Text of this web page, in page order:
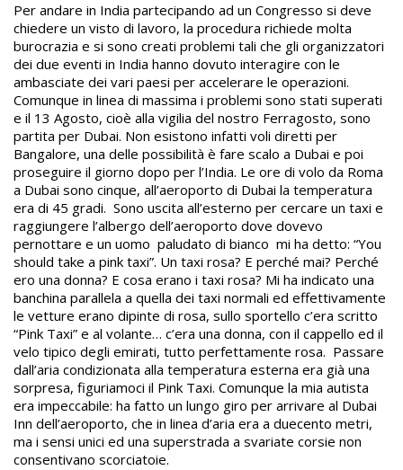
Per andare in India partecipando ad un Congresso si deve
chiedere un visto di lavoro, la procedura richiede molta
burocrazia e si sono creati problemi tali che gli organizzatori
dei due eventi in India hanno dovuto interagire con le
ambasciate dei vari paesi per accelerare le operazioni.
Comunque in linea di massima i problemi sono stati superati
e il 13 Agosto, cioè alla vigilia del nostro Ferragosto, sono
partita per Dubai. Non esistono infatti voli diretti per
Bangalore, una delle possibilità è fare scalo a Dubai e poi
proseguire il giorno dopo per l’India. Le ore di volo da Roma
a Dubai sono cinque, all’aeroporto di Dubai la temperatura
era di 45 gradi. Sono uscita all’esterno per cercare un taxi e
raggiungere l’albergo dell’aeroporto dove dovevo
pernottare e un uomo paludato di bianco mi ha detto: “You
should take a pink taxi”. Un taxi rosa? E perché mai? Perché
ero una donna? E cosa erano i taxi rosa? Mi ha indicato una
banchina parallela a quella dei taxi normali ed effettivamente
le vetture erano dipinte di rosa, sullo sportello c’era scritto
“Pink Taxi” e al volante… c’era una donna, con il cappello ed il
velo tipico degli emirati, tutto perfettamente rosa. Passare
dall’aria condizionata alla temperatura esterna era già una
sorpresa, figuriamoci il Pink Taxi. Comunque la mia autista
era impeccabile: ha fatto un lungo giro per arrivare al Dubai
Inn dell’aeroporto, che in linea d’aria era a duecento metri,
ma i sensi unici ed una superstrada a svariate corsie non
consentivano scorciatoie.